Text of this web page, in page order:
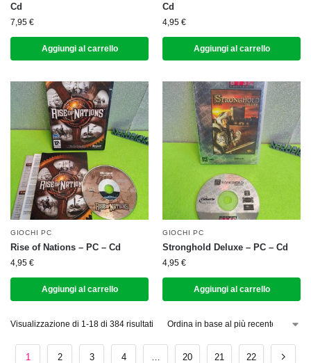
Cd
7,95 €
Aggiungi al carrello
Cd
4,95 €
Aggiungi al carrello
GIOCHI PC
Rise of Nations – PC – Cd
4,95 €
Aggiungi al carrello
GIOCHI PC
Stronghold Deluxe – PC – Cd
4,95 €
Aggiungi al carrello
Visualizzazione di 1-18 di 384 risultati
1 2 3 4 … 20 21 22